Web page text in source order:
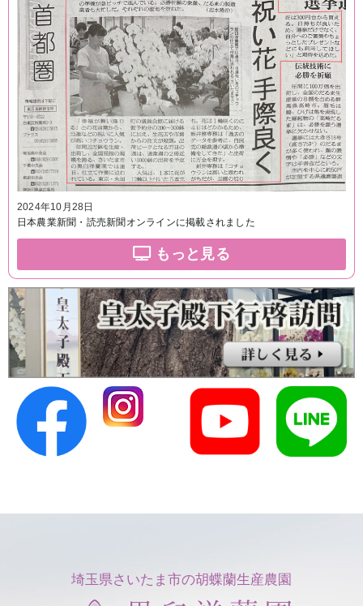
2024年10月28日
日本農業新聞・読売新聞オンラインに掲載されました
もっと見る
埼玉県さいたま市の胡蝶蘭生産農園